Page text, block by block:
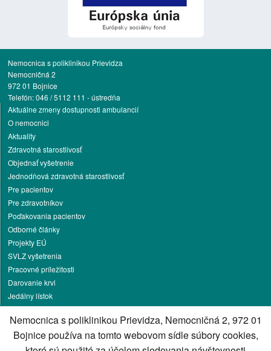
Nemocnica s poliklinikou Prievidza
Nemocničná 2
972 01 Bojnice
Telefón: 046 / 5112 111 - ústredňa
Aktuálne zmeny dostupnosti ambulancií
O nemocnici
Aktuality
Zdravotná starostlivosť
Objednať vyšetrenie
Jednodňová zdravotná starostlivosť
Pre pacientov
Pre zdravotníkov
Poďakovania pacientov
Odborné články
Projekty EÚ
SVLZ vyšetrenia
Pracovné príležitosti
Darovanie krvi
Jedálny lístok
Ochrana osobných údajov
Vakcinačné stredisko
Kontakt
Nemocnica s poliklinikou Prievidza, Nemocničná 2, 972 01
Bojnice používa na tomto webovom sídle súbory cookies,